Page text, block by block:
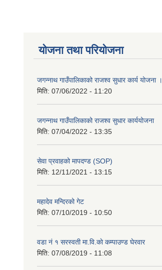
योजना तथा परियोजना
जगन्नाथ गाउँपालिकाको राजश्व सुधार कार्य योजना ।
मिति: 07/06/2022 - 11:20
जगन्नाथ गाउँपालिकाको राजश्व सुधार कार्ययोजना
मिति: 07/04/2022 - 13:35
सेवा प्रवाहको मापदण्ड (SOP)
मिति: 12/11/2021 - 13:15
महादेव मन्दिरको गेट
मिति: 07/10/2019 - 10:50
वडा नं १ सरस्वती मा.वि.काे कम्पाउण्ड घेरवार
मिति: 07/08/2019 - 11:08